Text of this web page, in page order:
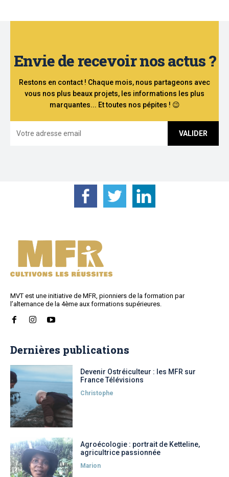
Envie de recevoir nos actus ?
Restons en contact ! Chaque mois, nous partageons avec
vous nos plus beaux projets, les informations les plus
marquantes... Et toutes nos pépites ! 😉
VALIDER
MVT est une initiative de MFR, pionniers de la formation par
l’alternance de la 4ème aux formations supérieures.
Dernières publications
Devenir Ostréiculteur : les MFR sur
France Télévisions
Christophe
Agroécologie : portrait de Ketteline,
agricultrice passionnée
Marion